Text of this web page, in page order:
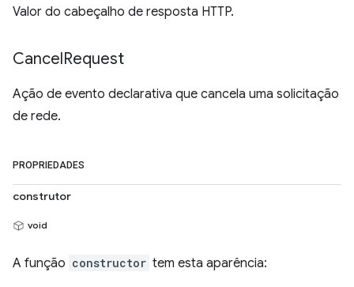
Valor do cabeçalho de resposta HTTP.
CancelRequest
Ação de evento declarativa que cancela uma solicitação
de rede.
PROPRIEDADES
construtor
void
A função constructor tem esta aparência: